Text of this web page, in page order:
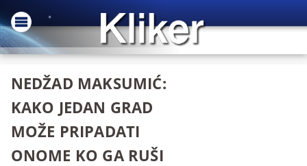
NEDŽAD MAKSUMIĆ:
KAKO JEDAN GRAD
MOŽE PRIPADATI
ONOME KO GA RUŠI